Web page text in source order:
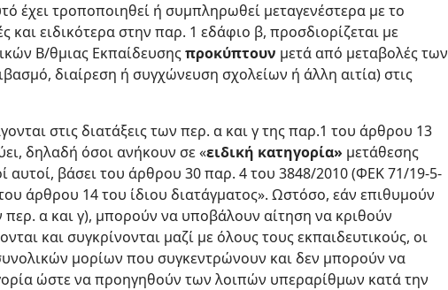
έχει τροποποιηθεί ή συμπληρωθεί μεταγενέστερα με το
και ειδικότερα στην παρ. 1 εδάφιο β, προσδιορίζεται με
Β/θμιας Εκπαίδευσηςπροκύπτουν μετά από μεταβολές των
διαίρεση ή συγχώνευση σχολείων ή άλλη αιτία) στις
στις διατάξεις των περ. α και γ της παρ.1 του άρθρου 13
δηλαδή όσοι ανήκουν σε «ειδική κατηγορία» μετάθεσης
αυτοί, βάσει του άρθρου 30 παρ. 4 του 3848/2010 (ΦΕΚ 71/19-5-
άρθρου 14 του ίδιου διατάγματος». Ωστόσο, εάν επιθυμούν
περ. α και γ), μπορούν να υποβάλουν αίτηση να κριθούν
και συγκρίνονται μαζί με όλους τους εκπαιδευτικούς, οι
μορίων που συγκεντρώνουν και δεν μπορούν να
ώστε να προηγηθούν των λοιπών υπεραρίθμων κατά την